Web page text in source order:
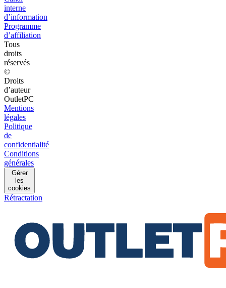
interne
d’information
Programme
d’affiliation
Tous
droits
réservés
©
Droits
d’auteur
OutletPC
Mentions
légales
Politique
de
confidentialité
Conditions
générales
Gérer
les
cookies
Rétractation